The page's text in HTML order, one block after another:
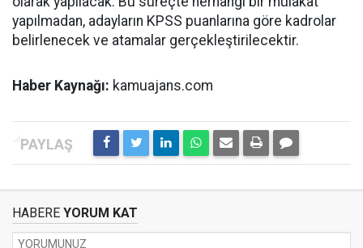
yapılmadan, adayların KPSS puanlarına göre kadrolar
belirlenecek ve atamalar gerçekleştirilecektir.
Haber Kaynağı: kamuajans.com
HABERE YORUM KAT